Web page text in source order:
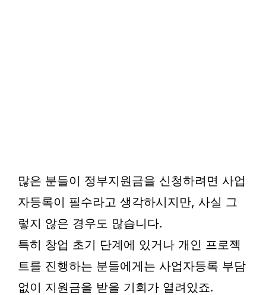
많은 분들이 정부지원금을 신청하려면 사업
자등록이 필수라고 생각하시지만, 사실 그
렇지 않은 경우도 많습니다.
특히 창업 초기 단계에 있거나 개인 프로젝
트를 진행하는 분들에게는 사업자등록 부담
없이 지원금을 받을 기회가 열려있죠.